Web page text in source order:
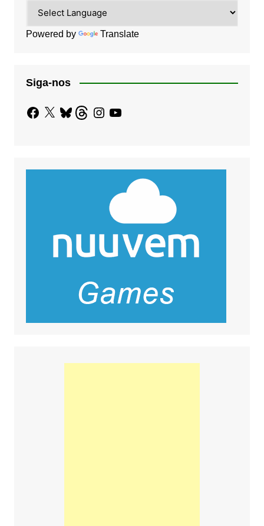
Powered by Translate
Siga-nos
Facebook
X BlueskyThreadsInstagram
YouTube